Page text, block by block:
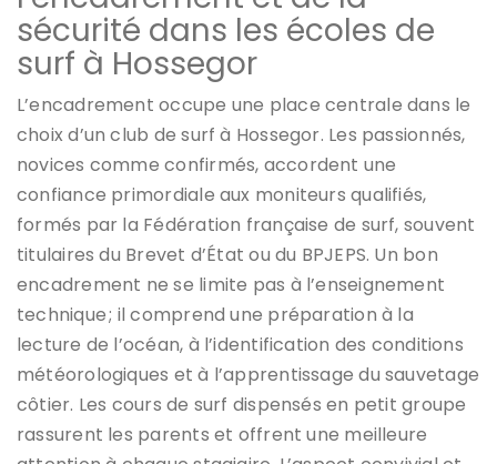
sécurité dans les écoles de
surf à Hossegor
L’encadrement occupe une place centrale dans le
choix d’un club de surf à Hossegor. Les passionnés,
novices comme confirmés, accordent une
confiance primordiale aux moniteurs qualifiés,
formés par la Fédération française de surf, souvent
titulaires du Brevet d’État ou du BPJEPS. Un bon
encadrement ne se limite pas à l’enseignement
technique ; il comprend une préparation à la
lecture de l’océan, à l’identification des conditions
météorologiques et à l’apprentissage du sauvetage
côtier. Les cours de surf dispensés en petit groupe
rassurent les parents et offrent une meilleure